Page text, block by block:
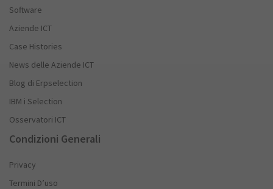
Software
Aziende ICT
Case Histories
News delle Aziende ICT
Blog di Erpselection
IBM i Selection
Osservatori ICT
Condizioni Generali
Privacy
Termini D’uso